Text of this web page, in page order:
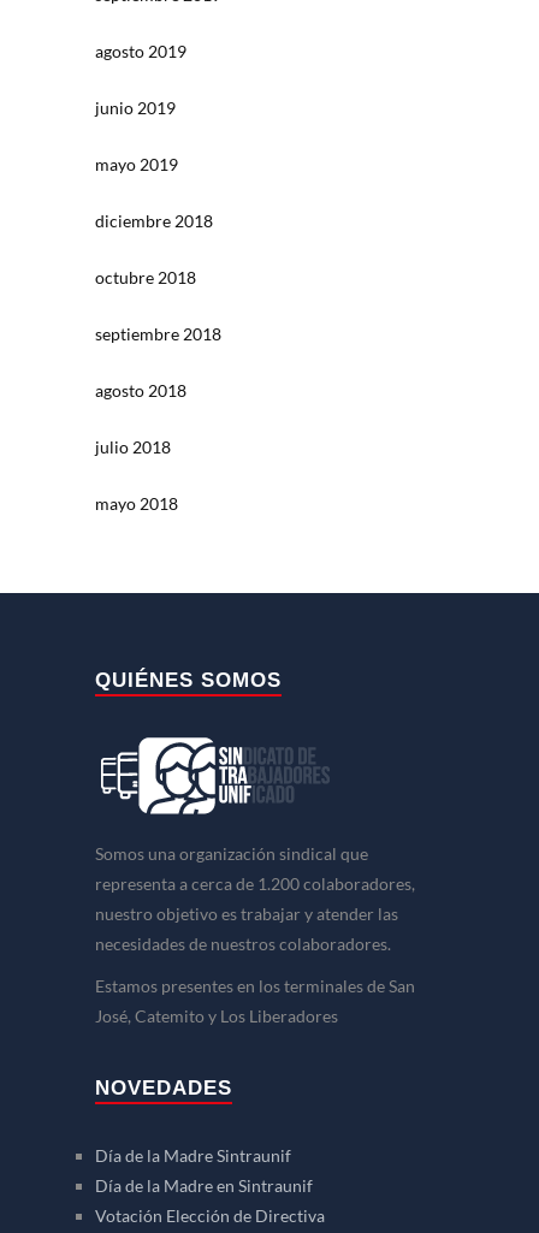
agosto 2019
junio 2019
mayo 2019
diciembre 2018
octubre 2018
septiembre 2018
agosto 2018
julio 2018
mayo 2018
QUIÉNES SOMOS
Somos una organización sindical que
representa a cerca de 1.200 colaboradores,
nuestro objetivo es trabajar y atender las
necesidades de nuestros colaboradores.
Estamos presentes en los terminales de San
José, Catemito y Los Liberadores
NOVEDADES
Día de la Madre Sintraunif
Día de la Madre en Sintraunif
Votación Elección de Directiva